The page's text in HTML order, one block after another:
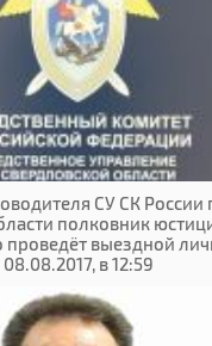
СУ СК России
полковник
проведёт выездной
в 12:59